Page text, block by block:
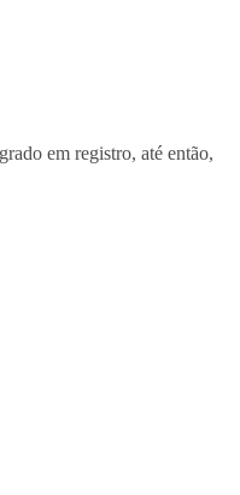
em registro, até então,